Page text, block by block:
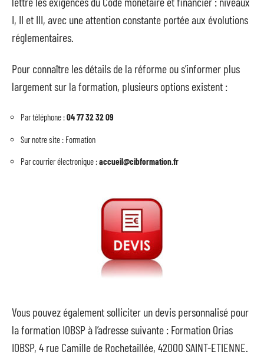
I, II et III, avec une attention constante portée aux évolutions
réglementaires.
Pour connaître les détails de la réforme ou s’informer plus
largement sur la formation, plusieurs options existent :
Par téléphone :04 77 32 32 09
Sur notre site : Formation
Par courrier électronique :accueil@cibformation.fr
Vous pouvez également solliciter un devis personnalisé pour
la formation IOBSP à l’adresse suivante : Formation Orias
IOBSP, 4 rue Camille de Rochetaillée, 42000 SAINT-ETIENNE.